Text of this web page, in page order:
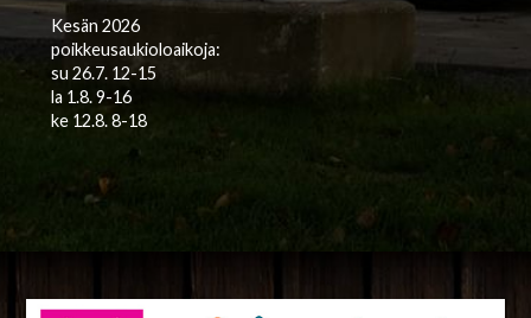
Kesän 2026
poikkeusaukioloaikoja:
su 26.7. 12-15
la 1.8. 9-16
ke 12.8. 8-18